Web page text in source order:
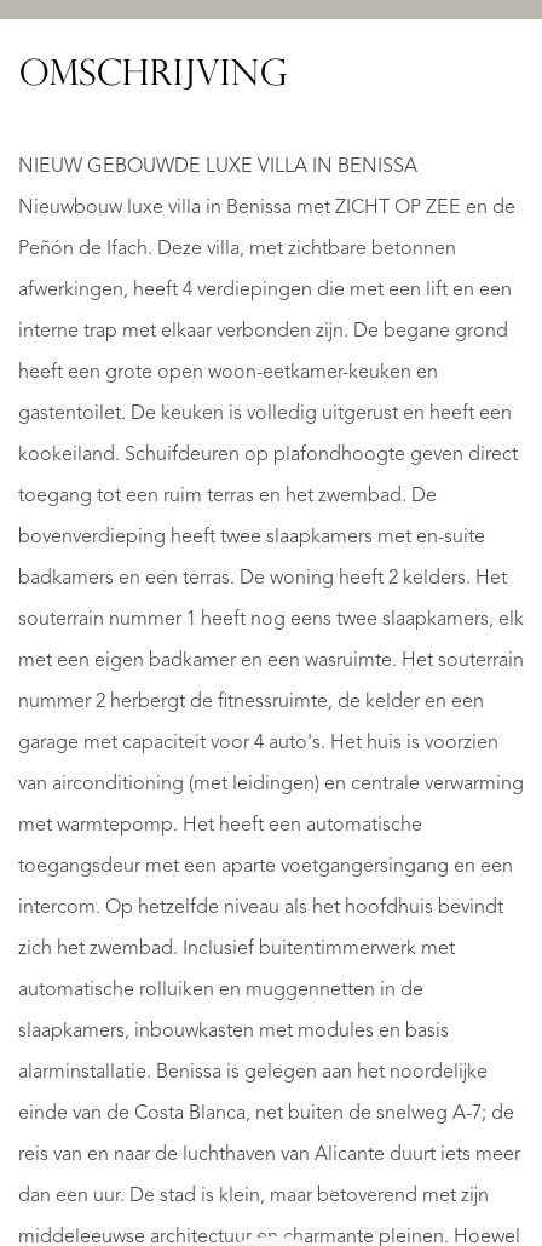
OMSCHRIJVING
NIEUW GEBOUWDE LUXE VILLA IN BENISSA
Nieuwbouw luxe villa in Benissa met ZICHT OP ZEE en de
Peñón de Ifach. Deze villa, met zichtbare betonnen
afwerkingen, heeft 4 verdiepingen die met een lift en een
interne trap met elkaar verbonden zijn. De begane grond
heeft een grote open woon-eetkamer-keuken en
gastentoilet. De keuken is volledig uitgerust en heeft een
kookeiland. Schuifdeuren op plafondhoogte geven direct
toegang tot een ruim terras en het zwembad. De
bovenverdieping heeft twee slaapkamers met en-suite
badkamers en een terras. De woning heeft 2 kelders. Het
souterrain nummer 1 heeft nog eens twee slaapkamers, elk
met een eigen badkamer en een wasruimte. Het souterrain
nummer 2 herbergt de fitnessruimte, de kelder en een
garage met capaciteit voor 4 auto's. Het huis is voorzien
van airconditioning (met leidingen) en centrale verwarming
met warmtepomp. Het heeft een automatische
toegangsdeur met een aparte voetgangersingang en een
intercom. Op hetzelfde niveau als het hoofdhuis bevindt
zich het zwembad. Inclusief buitentimmerwerk met
automatische rolluiken en muggennetten in de
slaapkamers, inbouwkasten met modules en basis
alarminstallatie. Benissa is gelegen aan het noordelijke
einde van de Costa Blanca, net buiten de snelweg A-7; de
reis van en naar de luchthaven van Alicante duurt iets meer
dan een uur. De stad is klein, maar betoverend met zijn
middeleeuwse architectuur en charmante pleinen. Hoewel